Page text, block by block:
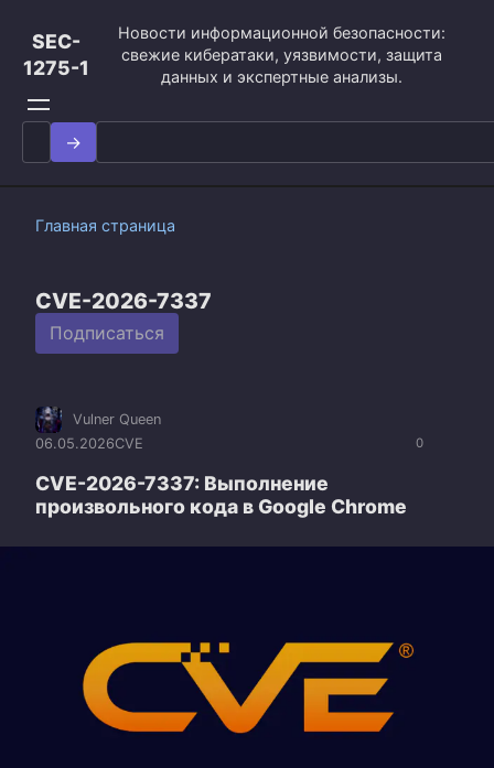
контенту
SEC-
1275-1
Новости информационной безопасности:
свежие кибератаки, уязвимости, защита
данных и экспертные анализы.
Search
for:
Главная страница
CVE-2026-7337
Подписаться
0
Vulner Queen
06.05.2026CVE
CVE-2026-7337: Выполнение
произвольного кода в Google Chrome